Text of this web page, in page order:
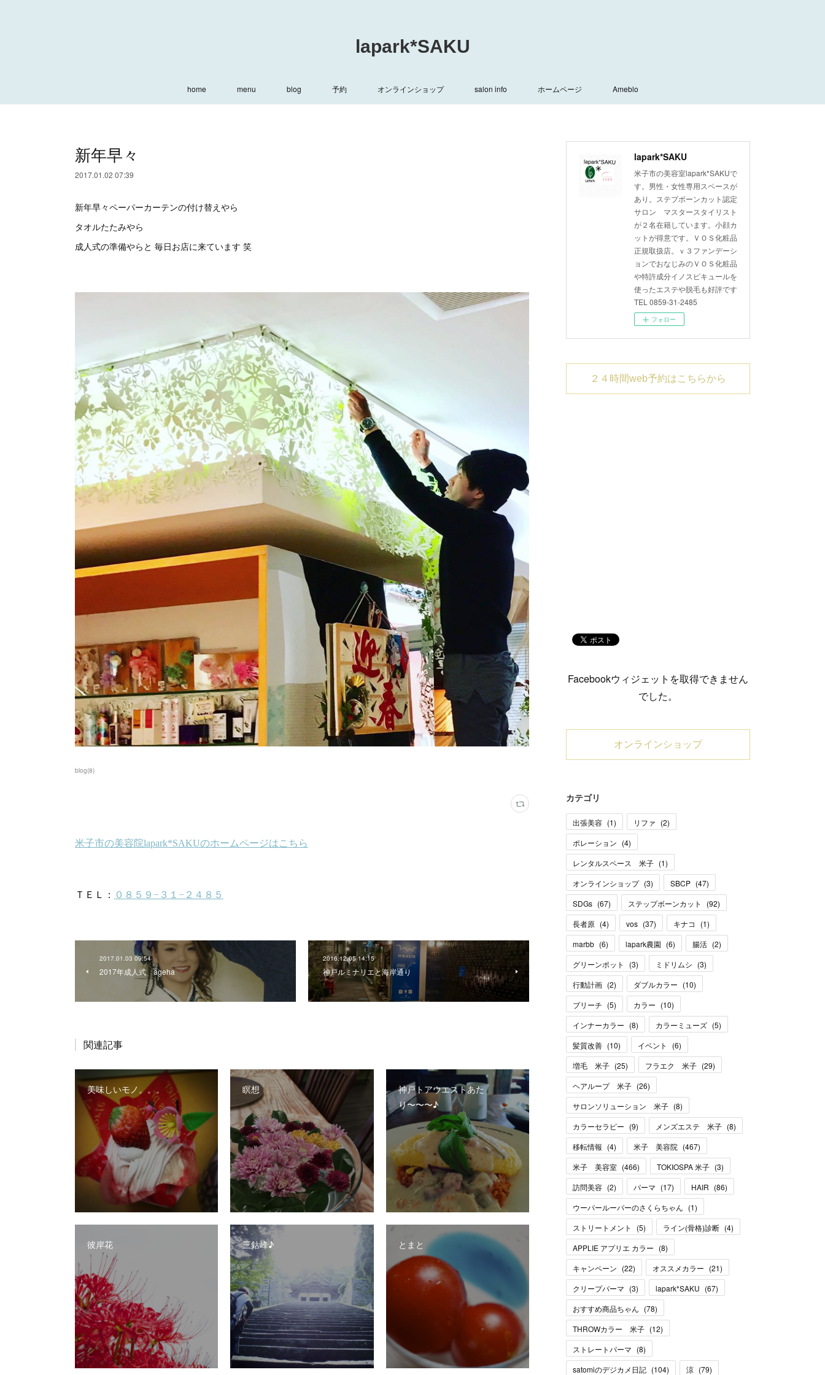
lapark*SAKU
home menu blog 予約 オンラインショップ salon info ホームページ Ameblo
新年早々
2017.01.02 07:39
新年早々ペーパーカーテンの付け替えやら
タオルたたみやら
成人式の準備やらと 毎日お店に来ています 笑
blog(8)
2017.01.03 09:54
2017年成人式 ageha
2016.12.05 14:15
神戸ルミナリエと海岸通り
関連記事
美味しいモノ。。。 瞑想
神戸トアウエストあた
り〜〜〜♪
彼岸花 三鈷峰♪ とまと
lapark*SAKU
米子市の美容室lapark*SAKUで
す。男性・女性専用スペースが
あり。ステプボーンカット認定
サロン マスタースタイリスト
が２名在籍しています。小顔カ
ットが得意です。ＶＯＳ化粧品
正規取扱店。ｖ３ファンデーシ
ョンでおなじみのＶＯＳ化粧品
や特許成分イノスピキュールを
使ったエステや脱毛も好評です
TEL 0859-31-2485
フォロー
２４時間web予約はこちらから
Facebookウィジェットを取得できません
でした。
オンラインショップ
カテゴリ
出張美容 (1) リファ (2)
ポレーション (4)
レンタルスペース 米子 (1)
オンラインショップ (3) SBCP (47)
SDGs (67) ステップボーンカット (92)
長者原 (4) vos (37) キナコ (1)
marbb (6) lapark農園 (6) 腸活 (2)
グリーンポット
(3) ミドリムシ (3)
行動計画 (2) ダブルカラー (10)
ブリーチ (5) カラー (10)
インナーカラー (8) カラーミューズ (5)
髪質改善 (10) イベント (6)
増毛 米子 (25) フラエク 米子 (29)
ヘアループ 米子 (26)
サロンソリューション 米子 (8)
カラーセラピー (9) メンズエステ 米子 (8)
移転情報 (4) 米子 美容院 (467)
米子 美容室 (466) TOKIOSPA 米子 (3)
訪問美容 (2) パーマ (17) HAIR (86)
ウーパールーパーのさくらちゃん (1)
ストリートメント
(5) ライン(骨格)診断 (4)
APPLIE アプリエ カラー (8)
キャンペーン (22) オススメカラー (21)
クリープパーマ (3) lapark*SAKU (67)
おすすめ商品ちゃん (78)
THROWカラー 米子 (12)
ストレートパーマ (8)
satomiのデジカメ日記 (104) 涼 (79)